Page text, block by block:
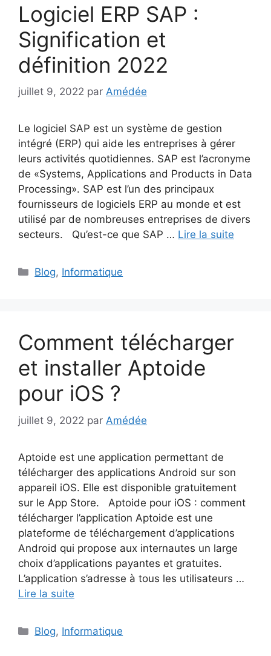
Logiciel ERP SAP :
Signification et
définition 2022
juillet 9, 2022 par Amédée
Le logiciel SAP est un système de gestion
intégré (ERP) qui aide les entreprises à gérer
leurs activités quotidiennes. SAP est l’acronyme
de «Systems, Applications and Products in Data
Processing». SAP est l’un des principaux
fournisseurs de logiciels ERP au monde et est
utilisé par de nombreuses entreprises de divers
secteurs. Qu’est-ce que SAP … Lire la suite
Catégories
Blog, Informatique
Comment télécharger
et installer Aptoide
pour iOS ?
juillet 9, 2022 par Amédée
Aptoide est une application permettant de
télécharger des applications Android sur son
appareil iOS. Elle est disponible gratuitement
sur le App Store. Aptoide pour iOS : comment
télécharger l’application Aptoide est une
plateforme de téléchargement d’applications
Android qui propose aux internautes un large
choix d’applications payantes et gratuites.
L’application s’adresse à tous les utilisateurs …
Lire la suite
Catégories
Blog, Informatique